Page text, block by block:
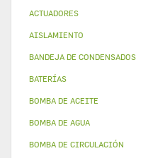
ACTUADORES
AISLAMIENTO
BANDEJA DE CONDENSADOS
BATERÍAS
BOMBA DE ACEITE
BOMBA DE AGUA
BOMBA DE CIRCULACIÓN